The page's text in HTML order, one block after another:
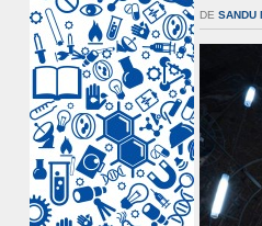
DE SANDU